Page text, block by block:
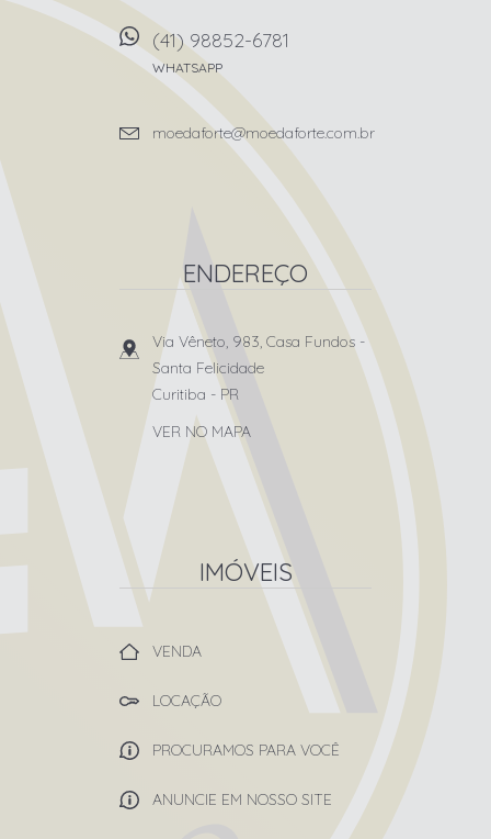
(41) 98852-6781
WHATSAPP
moedaforte@moedaforte.com.br
ENDEREÇO
Via Vêneto, 983, Casa Fundos -
Santa Felicidade
Curitiba - PR
VER NO MAPA
IMÓVEIS
VENDA
LOCAÇÃO
PROCURAMOS PARA VOCÊ
ANUNCIE EM NOSSO SITE